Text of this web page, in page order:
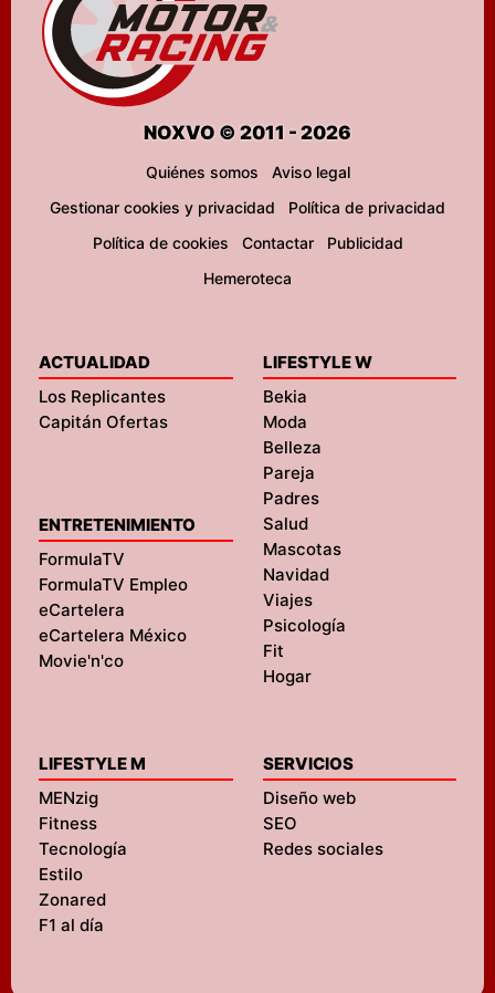
NOXVO © 2011 - 2026
Quiénes somos
Aviso legal
Gestionar cookies y privacidad
Política de privacidad
Política de cookies
Contactar
Publicidad
Hemeroteca
ACTUALIDAD
Los Replicantes
Capitán Ofertas
ENTRETENIMIENTO
FormulaTV
FormulaTV Empleo
eCartelera
eCartelera México
Movie'n'co
LIFESTYLE W
Bekia
Moda
Belleza
Pareja
Padres
Salud
Mascotas
Navidad
Viajes
Psicología
Fit
Hogar
LIFESTYLE M
MENzig
Fitness
Tecnología
Estilo
Zonared
F1 al día
SERVICIOS
Diseño web
SEO
Redes sociales